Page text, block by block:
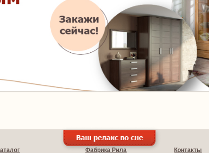
Фабрика Рила Контакты